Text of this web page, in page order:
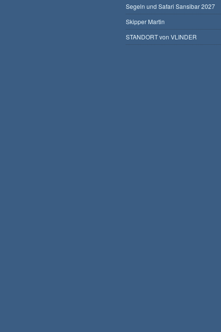
Segeln und Safari Sansibar 2027
Skipper Martin
STANDORT von VLINDER